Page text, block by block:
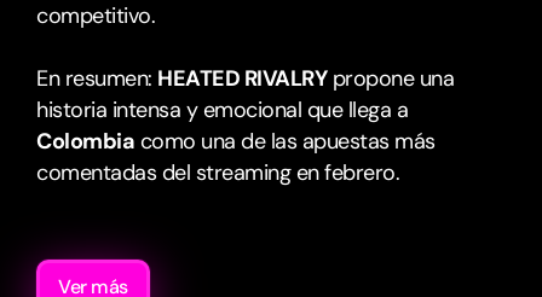
competitivo.
En resumen: HEATED RIVALRY propone una
Colombia como una de las apuestas más
comentadas del streaming en febrero.
Recomendaciones
Ver más